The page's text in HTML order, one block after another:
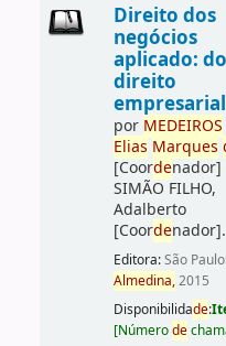
Direito dos
negócios
aplicado: do
direito
por MEDEIROS
Elias Marques
[Coordenador]
SIMÃO FILHO,
Adalberto
[Coordenador].
Editora:São
Almedina,2015
Disponibilidade:
[Númerode